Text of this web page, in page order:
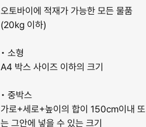
오토바이에 적재가 가능한 모든 물품
(20kg 이하)
• 소형
A4 박스 사이즈 이하의 크기
• 중박스
가로+세로+높이의 합이 150cm이내 또
는 그안에 넣을 수 있는 크기